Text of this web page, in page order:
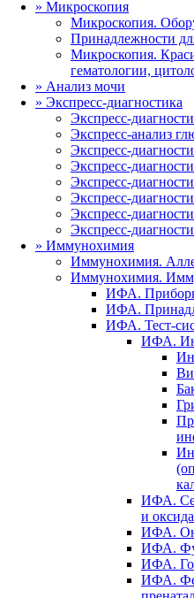
» Микроскопия
Микроскопия.
Принадлежности
Микроскопия.
гематологии,
» Анализ мочи
» Экспресс-диагностика
Экспресс-
Экспресс-анализ
Экспресс-
Экспресс-
Экспресс-
Экспресс-
Экспресс-
Экспресс-
» Иммунохимия
Иммунохимия.
Иммунохимия.
ИФА.
ИФА.
ИФА. Тест-
ИФА.
ИФА.
и
ИФА.
ИФА.
ИФА.
ИФА.